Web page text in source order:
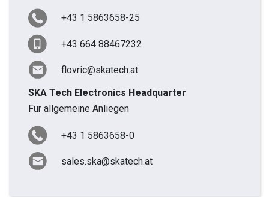
+43 1 5863658-25
+43 664 88467232
flovric@skatech.at
SKA Tech Electronics Headquarter
Für allgemeine Anliegen
+43 1 5863658-0
sales.ska@skatech.at